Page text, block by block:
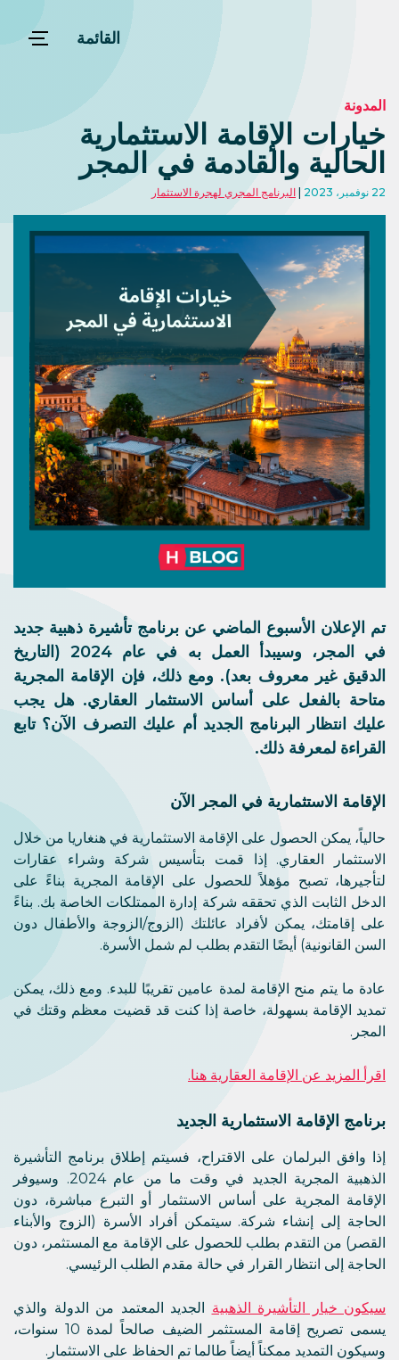
القائمة
المدونة
خيارات الإقامة الاستثمارية
الحالية والقادمة في المجر
22 نوفمبر، 2023 البرنامج المجري لهجرة الاستثمار
تم الإعلان الأسبوع الماضي عن برنامج تأشيرة ذهبية جديد
في المجر، وسيبدأ العمل به في عام 2024 (التاريخ
الدقيق غير معروف بعد). ومع ذلك، فإن الإقامة المجرية
متاحة بالفعل على أساس الاستثمار العقاري. هل يجب
عليك انتظار البرنامج الجديد أم عليك التصرف الآن؟ تابع
القراءة لمعرفة ذلك.
الإقامة الاستثمارية في المجر الآن
حالياً، يمكن الحصول على الإقامة الاستثمارية في هنغاريا من خلال
الاستثمار العقاري. إذا قمت بتأسيس شركة وشراء عقارات
لتأجيرها، تصبح مؤهلاً للحصول على الإقامة المجرية بناءً على
الدخل الثابت الذي تحققه شركة إدارة الممتلكات الخاصة بك. بناءً
على إقامتك، يمكن لأفراد عائلتك (الزوج/الزوجة والأطفال دون
السن القانونية) أيضًا التقدم بطلب لم شمل الأسرة.
عادة ما يتم منح الإقامة لمدة عامين تقريبًا للبدء. ومع ذلك، يمكن
تمديد الإقامة بسهولة، خاصة إذا كنت قد قضيت معظم وقتك في
المجر.
اقرأ المزيد عن الإقامة العقارية هنا.
برنامج الإقامة الاستثمارية الجديد
إذا وافق البرلمان على الاقتراح، فسيتم إطلاق برنامج التأشيرة
الذهبية المجرية الجديد في وقت ما من عام 2024. وسيوفر
الإقامة المجرية على أساس الاستثمار أو التبرع مباشرة، دون
الحاجة إلى إنشاء شركة. سيتمكن أفراد الأسرة (الزوج والأبناء
القصر) من التقدم بطلب للحصول على الإقامة مع المستثمر، دون
الحاجة إلى انتظار القرار في حالة مقدم الطلب الرئيسي.
سيكون خيار التأشيرة الذهبية الجديد المعتمد من الدولة والذي
يسمى تصريح إقامة المستثمر الضيف صالحاً لمدة 10 سنوات،
وسيكون التمديد ممكناً أيضاً طالما تم الحفاظ على الاستثمار.